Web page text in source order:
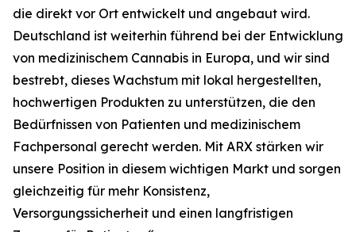
die direkt vor Ort entwickelt und angebaut wird.
Deutschland ist weiterhin führend bei der Entwicklung
von medizinischem Cannabis in Europa, und wir sind
bestrebt, dieses Wachstum mit lokal hergestellten,
hochwertigen Produkten zu unterstützen, die den
Bedürfnissen von Patienten und medizinischem
Fachpersonal gerecht werden. Mit ARX stärken wir
unsere Position in diesem wichtigen Markt und sorgen
gleichzeitig für mehr Konsistenz,
Versorgungssicherheit und einen langfristigen